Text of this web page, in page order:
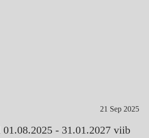
21 Sep 2025
- 31.01.2027 viib